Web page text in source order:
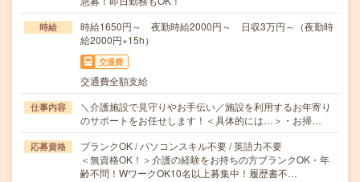
時給
時給1650円～ 夜勤時給2000円～ 日収3万円～（夜勤時
給2000円×15h）
交通費
交通費全額支給
仕事内容
＼介護施設で見守りやお手伝い／施設を利用するお年寄り
のサポートをお任せします！＜具体的には…＞・お掃…
応募資格
ブランクOK / パソコンスキル不要 / 英語力不要
＜無資格OK！＞介護の経験をお持ちの方ブランクOK・年
齢不問！WワークOK10名以上募集中！履歴書不…